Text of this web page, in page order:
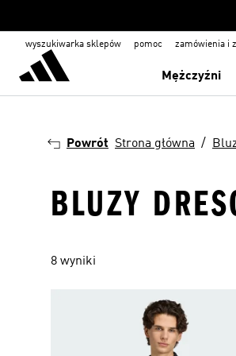
wyszukiwarka sklepów pomoc zamówienia i
Mężczyźni
Powrót Strona główna
BLUZY
8 wyniki